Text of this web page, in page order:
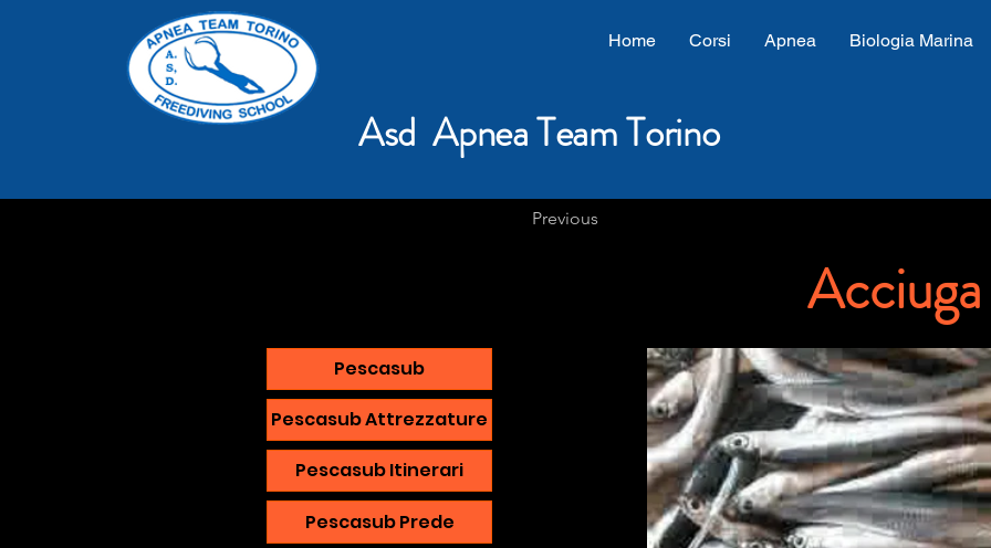
Home Corsi Apnea Biologia Marina
Asd Apnea Team Torino
Previous
Acciuga
Pescasub
Pescasub Attrezzature
Pescasub Itinerari
Pescasub Prede